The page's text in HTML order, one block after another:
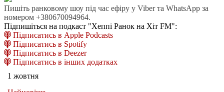
Пишіть ранковому шоу під час ефіру у Viber та WhatsApp за
номером +380670094964.
Підпишіться на подкаст "Хеппі Ранок на Хіт FM":
Підписатись в Apple Podcasts
Підписатись в Spotify
Підписатись в Deezer
Підписатись в інших додатках
1 жовтня